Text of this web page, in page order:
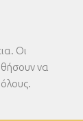
Οι
να